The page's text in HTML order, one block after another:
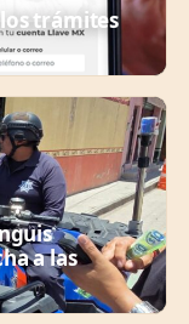
trámites
a las